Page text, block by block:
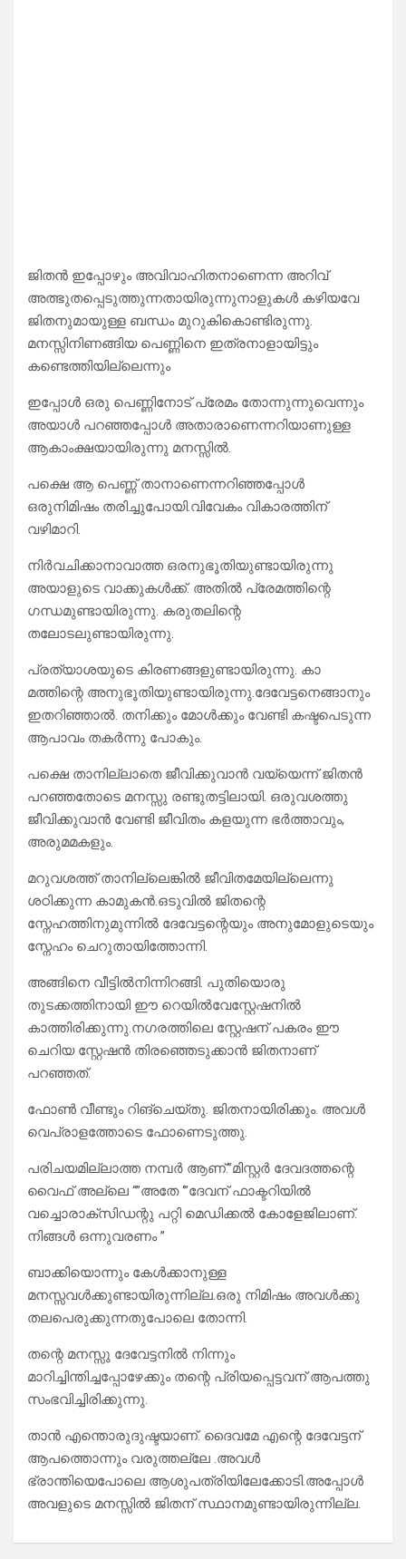
ജിതൻ ഇപ്പോഴും അവിവാഹിതനാണെന്ന അറിവ്
അത്ഭുതപ്പെടുത്തുന്നതായിരുന്നുനാളുകൾ കഴിയവേ
ജിതനുമായുള്ള ബന്ധം മുറുകികൊണ്ടിരുന്നു.
മനസ്സിനിണങ്ങിയ പെണ്ണിനെ ഇത്രനാളായിട്ടും
കണ്ടെത്തിയില്ലെന്നും
ഇപ്പോൾ ഒരു പെണ്ണിനോട് പ്രേമം തോന്നുന്നുവെന്നും
അയാൾ പറഞ്ഞപ്പോൾ അതാരാണെന്നറിയാണുള്ള
ആകാംക്ഷയായിരുന്നു മനസ്സിൽ.
പക്ഷെ ആ പെണ്ണ് താനാണെന്നറിഞ്ഞപ്പോൾ
ഒരുനിമിഷം തരിച്ചുപോയി.വിവേകം വികാരത്തിന്
വഴിമാറി.
നിർവചിക്കാനാവാത്ത ഒരനുഭൂതിയുണ്ടായിരുന്നു
അയാളുടെ വാക്കുകൾക്ക്. അതിൽ പ്രേമത്തിന്റെ
ഗന്ധമുണ്ടായിരുന്നു. കരുതലിന്റെ
തലോടലുണ്ടായിരുന്നു.
പ്രത്യാശയുടെ കിരണങ്ങളുണ്ടായിരുന്നു. കാ
മത്തിന്റെ അനുഭൂതിയുണ്ടായിരുന്നു.ദേവേട്ടനെങ്ങാനും
ഇതറിഞ്ഞാൽ. തനിക്കും മോൾക്കും വേണ്ടി കഷ്ടപെടുന്ന
ആപാവം തകർന്നു പോകും.
പക്ഷെ താനില്ലാതെ ജീവിക്കുവാൻ വയ്യെന്ന് ജിതൻ
പറഞ്ഞതോടെ മനസ്സു രണ്ടുതട്ടിലായി. ഒരുവശത്തു
ജീവിക്കുവാൻ വേണ്ടി ജീവിതം കളയുന്ന ഭർത്താവും,
അരുമമകളും.
മറുവശത്ത്‌ താനില്ലെങ്കിൽ ജീവിതമേയില്ലെന്നു
ശഠിക്കുന്ന കാമുകൻ.ഒടുവിൽ ജിതന്റെ
സ്നേഹത്തിനുമുന്നിൽ ദേവേട്ടന്റെയും അനുമോളുടെയും
സ്നേഹം ചെറുതായിത്തോന്നി.
അങ്ങിനെ വീട്ടിൽനിന്നിറങ്ങി. പുതിയൊരു
തുടക്കത്തിനായി ഈ റെയിൽവേസ്റ്റേഷനിൽ
കാത്തിരിക്കുന്നു.നഗരത്തിലെ സ്റ്റേഷന് പകരം ഈ
ചെറിയ സ്റ്റേഷൻ തിരഞ്ഞെടുക്കാൻ ജിതനാണ്
പറഞ്ഞത്.
ഫോൺ വീണ്ടും റിങ്ചെയ്തു. ജിതനായിരിക്കും. അവൾ
വെപ്രാളത്തോടെ ഫോണെടുത്തു.
പരിചയമില്ലാത്ത നമ്പർ ആണ്.”മിസ്റ്റർ ദേവദത്തന്റെ
വൈഫ് അല്ലെ “”അതേ ‘”ദേവന് ഫാക്ടറിയിൽ
വച്ചൊരാക്സിഡന്റു പറ്റി മെഡിക്കൽ കോളേജിലാണ്.
നിങ്ങൾ ഒന്നുവരണം ”
ബാക്കിയൊന്നും കേൾക്കാനുള്ള
മനസ്സവൾക്കുണ്ടായിരുന്നില്ല.ഒരു നിമിഷം അവൾക്കു
തലപെരുക്കുന്നതുപോലെ തോന്നി.
തന്റെ മനസ്സു ദേവേട്ടനിൽ നിന്നും
മാറിച്ചിന്തിച്ചപ്പോഴേക്കും തന്റെ പ്രിയപ്പെട്ടവന് ആപത്തു
സംഭവിച്ചിരിക്കുന്നു.
താൻ എന്തൊരുദുഷ്ടയാണ്. ദൈവമേ എന്റെ ദേവേട്ടന്
ആപത്തൊന്നും വരുത്തല്ലേ .അവൾ
ഭ്രാന്തിയെപോലെ ആശുപത്രിയിലേക്കോടി.അപ്പോൾ
അവളുടെ മനസ്സിൽ ജിതന് സ്ഥാനമുണ്ടായിരുന്നില്ല.